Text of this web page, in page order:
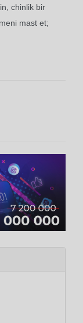
chinlik bir
mast et;